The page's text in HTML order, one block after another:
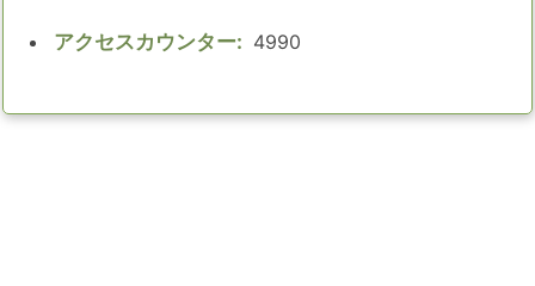
アクセスカウンター: 4990